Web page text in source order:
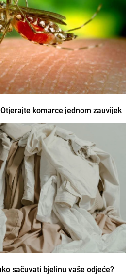
komarce jednom zauvijek
sačuvati bjelinu vaše odjeće?